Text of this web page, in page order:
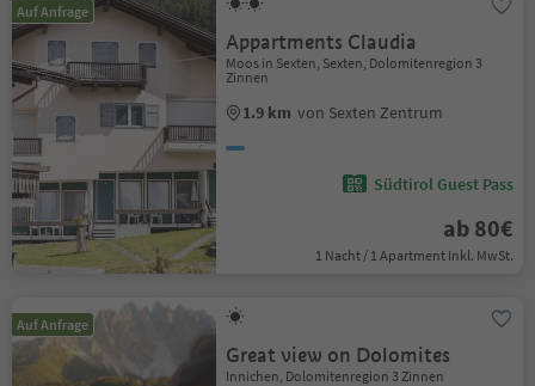
Auf Anfrage
Appartments Claudia
Moos in Sexten, Sexten, Dolomitenregion 3
Zinnen
1.9 km von Sexten Zentrum
Südtirol Guest Pass
ab 80€
1 Nacht / 1 Apartment Inkl. MwSt.
Auf Anfrage
Great view on Dolomites
Innichen, Dolomitenregion 3 Zinnen